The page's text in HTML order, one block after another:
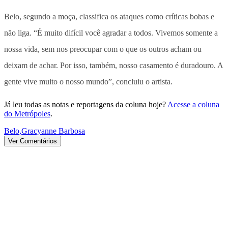
Belo, segundo a moça, classifica os ataques como críticas bobas e
não liga. “É muito difícil você agradar a todos. Vivemos somente a
nossa vida, sem nos preocupar com o que os outros acham ou
deixam de achar. Por isso, também, nosso casamento é duradouro. A
gente vive muito o nosso mundo”, concluiu o artista.
Já leu todas as notas e reportagens da coluna hoje? Acesse a coluna
do Metrópoles.
Belo,Gracyanne Barbosa
Ver Comentários